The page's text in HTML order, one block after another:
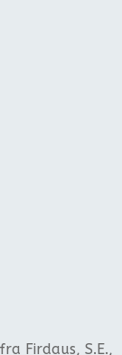
Firdaus, S.E.,